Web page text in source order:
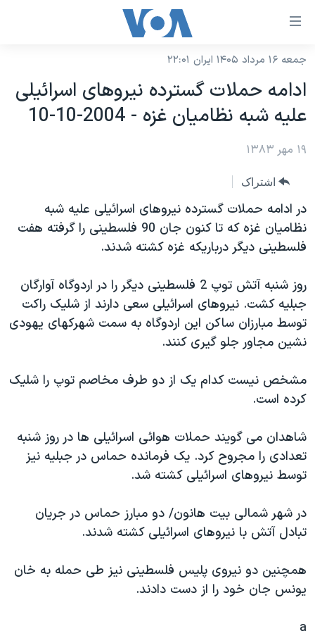
لینکهای
دسترسی
جهش
محتوای
اصلی
جهش
صفحه
اصلی
جهش
جستجو
نسخه سبک وب‌سایت
موضوع ها
ایران
آمریکا
جهان
ورزشی
گزیده‌ها
ویژه برنامه‌ها
ویدیوها
فرهنگ و زندگی
اقتصادی
علم و فناوری
اسرائیل در جنگ
گالری عکس
آرشیو پخش زنده
برنامه های تلویزیونی
جدول برنامه ها
صفحه‌های ویژه
جام جهانی ۲۰۲۶
عملیات خشم حماسی
۲۵۰سالگی آمریکا
بایگانی برنامه‌های تلویزیونی
مستندها
حمله جمهوری اسلامی به اسرائیل
رمز مهسا
ورزش زنان در ایران
اعتراضات زن، زندگی، آزادی
مجموعه مستندهای دادخواهی
تریبونال مردمی آبان ۹۸
دادگاه حمید نوری
قانون شفافیت دارائی کادر رهبری ایران
فرکانس‌های صدای آمریکا
پخش رادیویی
یادگیری زبان انگلیسی
دنبال کنید
جمعه ۱۶ مرداد ۱۴۰۵ ایران ۲۲:۰۱
ادامه حملات گسترده نيروهای اسرائيلی
عليه شبه نظاميان غزه - 2004-10-10
۱۹ مهر ۱۳۸۳
اشتراک
در ادامه حملات گسترده نيروهای اسرائيلی عليه شبه
نظاميان غزه که تا کنون جان 90 فلسطينی را گرفته هفت
فلسطينی ديگر درباريکه غزه کشته شدند.
روز شنبه آتش توپ 2 فلسطينی ديگر را در اردوگاه آوارگان
جبليه کشت. نيروهای اسرائيلی سعی دارند از شليک راکت
توسط مبارزان ساکن اين اردوگاه به سمت شهرکهای يهودی
نشين مجاور جلو گيری کنند.
مشخص نيست کدام يک از دو طرف مخاصم توپ را شليک
کرده است.
شاهدان می گويند حملات هوائی اسرائيلی ها در روز شنبه
تعدادی را مجروح کرد. يک فرمانده حماس در جبليه نيز
توسط نيروهای اسرائيلی کشته شد.
در شهر شمالی بيت هانون/ دو مبارز حماس در جريان
تبادل آتش با نيروهای اسرائيلی کشته شدند.
همچنين دو نيروی پليس فلسطينی نيز طی حمله به خان
يونس جان خود را از دست دادند.